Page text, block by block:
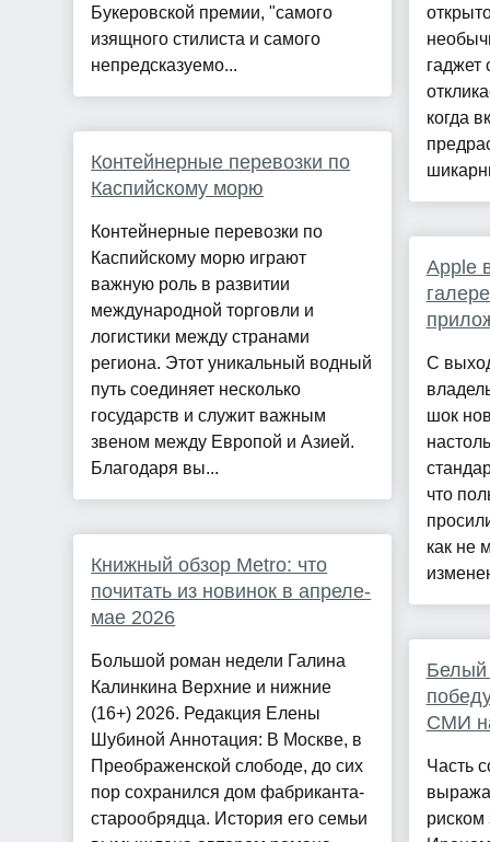
Букеровской премии, "самого
изящного стилиста и самого
непредсказуемо...
Контейнерные перевозки по
Каспийскому морю
Контейнерные перевозки по
Каспийскому морю играют
важную роль в развитии
международной торговли и
логистики между странами
региона. Этот уникальный водный
путь соединяет несколько
государств и служит важным
звеном между Европой и Азией.
Благодаря вы...
Книжный обзор Metro: что
почитать из новинок в апреле-
мае 2026
Большой роман недели Галина
Калинкина Верхние и нижние
(16+) 2026. Редакция Елены
Шубиной Аннотация: В Москве, в
Преображенской слободе, до сих
пор сохранился дом фабриканта-
старообрядца. История его семьи
гаджет
когда
Apple
С
шок
что
как не
Белый
СМИ
Часть
риском